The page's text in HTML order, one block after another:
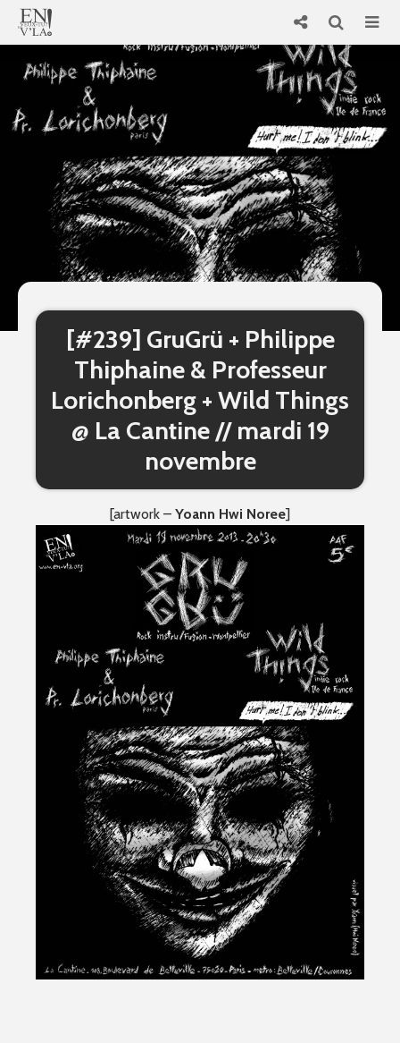
[#239] GruGrü + Philippe
Thiphaine & Professeur
Lorichonberg + Wild Things
@ La Cantine // mardi 19
novembre
[artwork – Yoann Hwi Noree]